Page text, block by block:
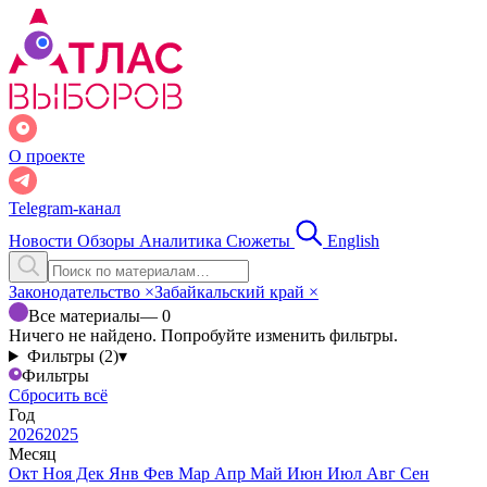
О проекте
Telegram-канал
Новости Обзоры Аналитика Сюжеты English
Законодательство ×Забайкальский край ×
Все материалы— 0
Ничего не найдено. Попробуйте изменить фильтры.
Фильтры (2)▾
Фильтры
Сбросить всё
Год
20262025
Месяц
Окт Ноя Дек Янв Фев Мар Апр Май Июн Июл Авг Сен